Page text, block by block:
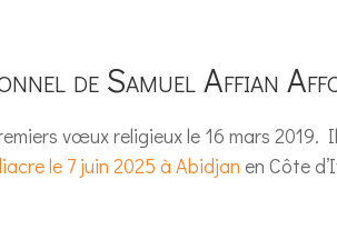
de Samuel Affian
vœux religieux le 16 mars
le 7 juin 2025 à Abidjan en Côte